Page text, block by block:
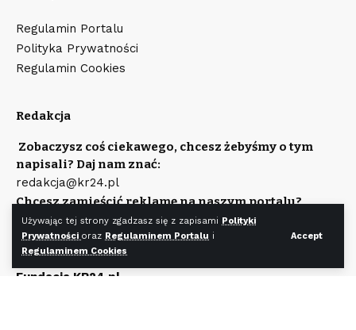
Używając tej strony zgadzasz się z zapisami Polityki
Prywatności oraz Regulaminem Portalu i
Regulaminem Cookies
Accept
Regulamin Portalu
Polityka Prywatności
Regulamin Cookies
Redakcja
Zobaczysz coś ciekawego, chcesz żebyśmy o tym
napisali? Daj nam znać:
redakcja@kr24.pl
Chcesz zamieścić reklamę na naszym portalu?
Napisz:
reklama@kr24.pl
Wydawcą portalu jest
Fundacja KR24.pl